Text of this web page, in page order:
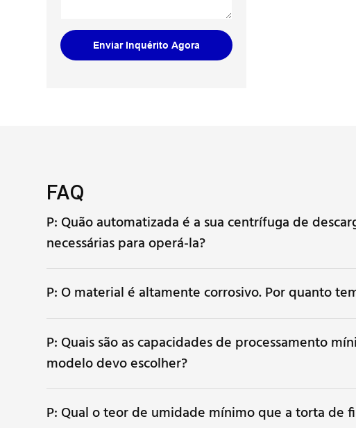
Enviar Inquérito Agora
FAQ
P: Quão automatizada é a sua centrífuga de
necessárias para operá-la?
P: O material é altamente corrosivo. Por quanto
P: Quais são as capacidades de processamento
modelo devo escolher?
P: Qual o teor de umidade mínimo que a torta de